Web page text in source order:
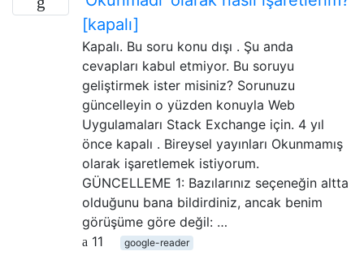
[kapalı]
Kapalı. Bu soru konu dışı . Şu anda
cevapları kabul etmiyor. Bu soruyu
geliştirmek ister misiniz? Sorunuzu
güncelleyin o yüzden konuyla Web
Uygulamaları Stack Exchange için. 4 yıl
önce kapalı . Bireysel yayınları Okunmamış
olarak işaretlemek istiyorum.
GÜNCELLEME 1: Bazılarınız seçeneğin altta
olduğunu bana bildirdiniz, ancak benim
görüşüme göre değil: …
11
google-reader